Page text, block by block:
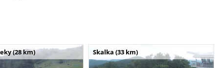
(28 km) Skalka (33 km)